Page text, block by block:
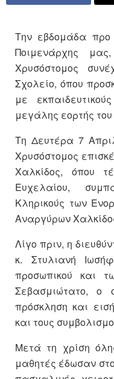
Την εβδομάδα προ
Ποιμενάρχης
Χρυσόστομος
Σχολείο, όπου
με
μεγάλης εορτής
Τη Δευτέρα 7
Χρυσόστομος
Χαλκίδος, όπου
Ευχελαίου,
Κληρικούς των
Αναργύρων
Λίγο πριν, η
κ. Στυλιανή
προσωπικού και
Σεβασμιώτατο, ο
πρόσκληση και
και τους
Μετά τη χρίση
μαθητές έδωσαν